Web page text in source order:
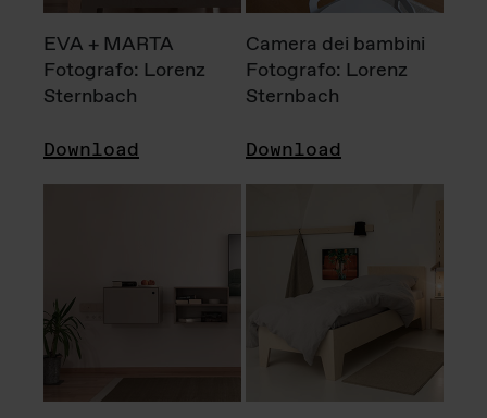
EVA + MARTA
Fotografo: Lorenz
Sternbach
Download
Camera dei bambini
Fotografo: Lorenz
Sternbach
Download